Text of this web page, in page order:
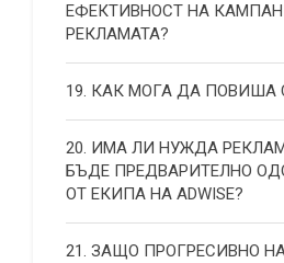
ЕФЕКТИВНОСТ НА
РЕКЛАМАТА?
19. КАК МОГА ДА ПОВИША
20. ИМА ЛИ НУЖДА
БЪДЕ ПРЕДВАРИТЕЛНО
ОТ ЕКИПА НА ADWISE?
21. ЗАЩО ПРОГРЕСИВНО